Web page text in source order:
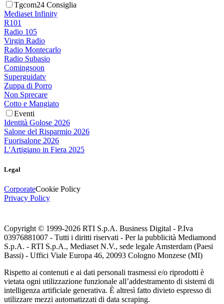
Tgcom24 Consiglia
Mediaset Infinity
R101
Radio 105
Virgin Radio
Radio Montecarlo
Radio Subasio
Comingsoon
Superguidatv
Zuppa di Porro
Non Sprecare
Cotto e Mangiato
Eventi
Identità Golose 2026
Salone del Risparmio 2026
Fuorisalone 2026
L'Artigiano in Fiera 2025
Legal
CorporateCookie Policy
Privacy Policy
Copyright © 1999-2026 RTI S.p.A. Business Digital - P.Iva
03976881007 - Tutti i diritti riservati - Per la pubblicità Mediamond
S.p.A. - RTI S.p.A., Mediaset N.V., sede legale Amsterdam (Paesi
Bassi) - Uffici Viale Europa 46, 20093 Cologno Monzese (MI)
Rispetto ai contenuti e ai dati personali trasmessi e/o riprodotti è
vietata ogni utilizzazione funzionale all’addestramento di sistemi di
intelligenza artificiale generativa. È altresì fatto divieto espresso di
utilizzare mezzi automatizzati di data scraping.